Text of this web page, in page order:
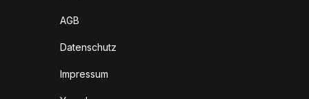
AGB
Datenschutz
Impressum